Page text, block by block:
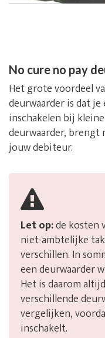
No cure no pay
Het grote voordeel
deurwaarder is dat
inschakelen bij
deurwaarder,
jouw debiteur.
Let op:de kosten
niet-ambtelijke
verschillen. In
een deurwaarder
Het is daarom
verschillende
vergelijken,
inschakelt.